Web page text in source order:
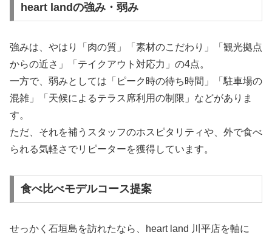
heart landの強み・弱み
強みは、やはり「肉の質」「素材のこだわり」「観光拠点
からの近さ」「テイクアウト対応力」の4点。
一方で、弱みとしては「ピーク時の待ち時間」「駐車場の
混雑」「天候によるテラス席利用の制限」などがありま
す。
ただ、それを補うスタッフのホスピタリティや、外で食べ
られる気軽さでリピーターを獲得しています。
食べ比べモデルコース提案
せっかく石垣島を訪れたなら、heart land 川平店を軸に